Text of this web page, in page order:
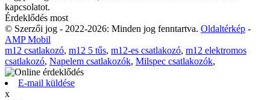
kapcsolatot.
Érdeklődés most
© Szerzői jog - 2022-2026: Minden jog fenntartva. Oldaltérkép -
AMP Mobil
m12 csatlakozó, m12 5 tűs, m12-es csatlakozó, m12 elektromos
csatlakozó, Napelem csatlakozók, Milspec csatlakozók,
E-mail küldése
x